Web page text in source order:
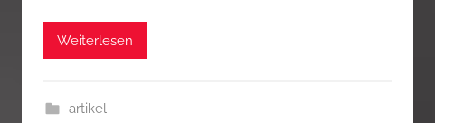
Weiterlesen
artikel